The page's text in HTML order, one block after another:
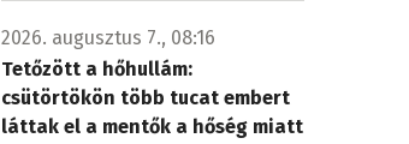
2026. augusztus 7., 08:16
Tetőzött a hőhullám:
csütörtökön több tucat embert
láttak el a mentők a hőség miatt